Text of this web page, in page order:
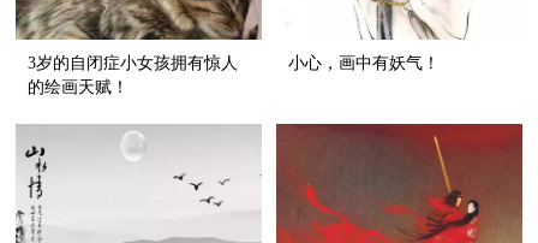
3岁的自闭症小女孩拥有惊人
的绘画天赋！
小心，画中有妖气！